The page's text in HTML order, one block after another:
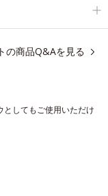
*2配合＝化粧持ち
ロオクチルトリエ
スクワラン
起こらないという
の商品Q&Aを見る
してもご使用いただけ